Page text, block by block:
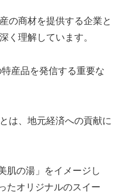
の商材を提供する企業と
く理解しています。
産品を発信する重要な
は、地元経済への貢献に
肌の湯」をイメージし
たオリジナルのスイー